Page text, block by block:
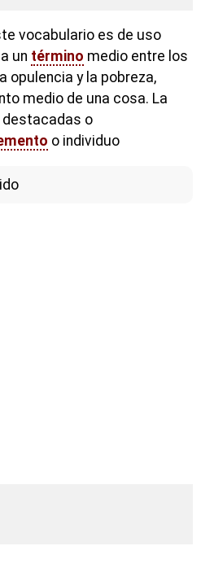
vocabulario es de uso
un término medio entre los
opulencia y la pobreza,
medio de una cosa. La
o
o individuo